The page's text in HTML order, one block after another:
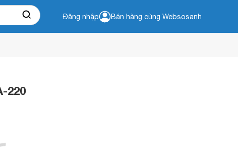
Đăng nhập Bán hàng cùng Websosanh
220